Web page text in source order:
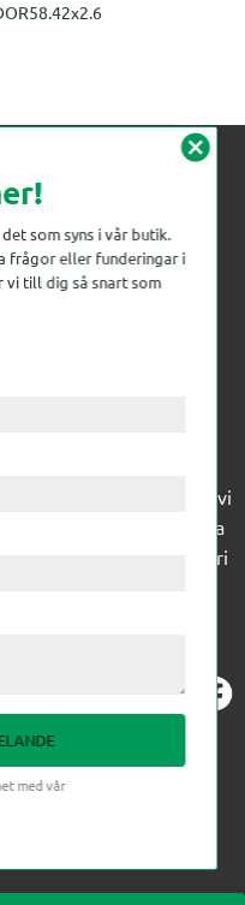
till
Till träindustrin tillför vi
från timmerplanen hela
och till övrig industri
teknikprodukter med
och lager.
cancel
som syns i vår butik.
frågor eller funderingar i
vi till dig så snart som
med vår